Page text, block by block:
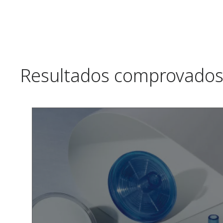
Resultados comprovados